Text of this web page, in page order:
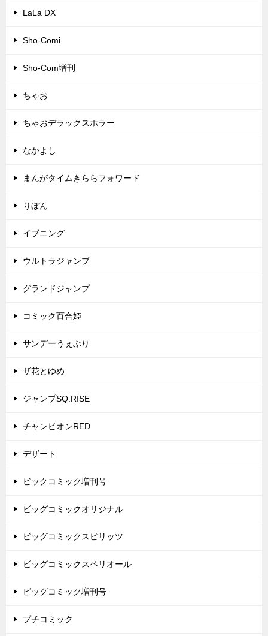
LaLa DX
Sho-Comi
Sho-Com増刊
ちゃお
ちゃおデラックスホラー
なかよし
まんがタイムきららフォワード
りぼん
イブニング
ウルトラジャンプ
グランドジャンプ
コミック百合姫
サンデーうぇぶり
ザ花とゆめ
ジャンプSQ.RISE
チャンピオンRED
デザート
ビックコミック増刊号
ビッグコミックオリジナル
ビッグコミックスピリッツ
ビッグコミックスペリオール
ビッグコミック増刊号
プチコミック